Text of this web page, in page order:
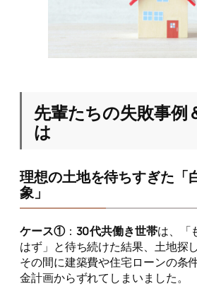
先輩たちの失敗事例
は
理想の土地を待ちすぎた「
象」
ケース①： 30代共働き世帯は、「
はず」と待ち続けた結果、土地探
その間に建築費や住宅ローンの条
金計画からずれてしまいました。